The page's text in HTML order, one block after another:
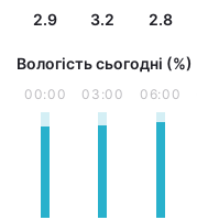
2.9 3.2 2.8
Вологість сьогодні (%)
00:00 03:00 06:00